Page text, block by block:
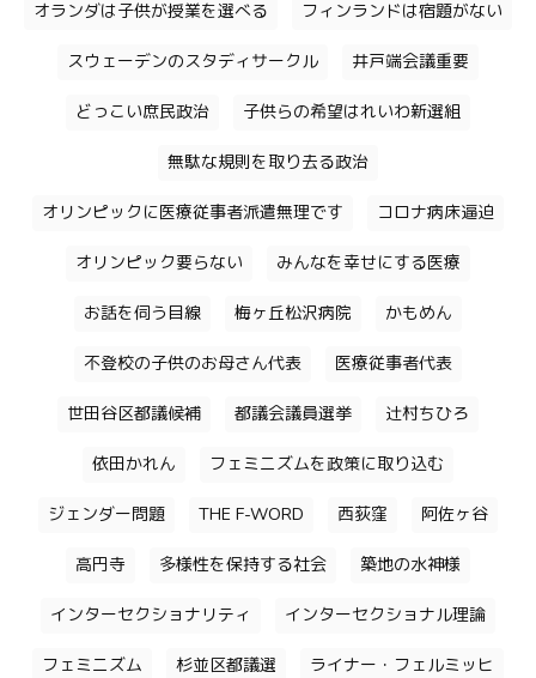
オランダは子供が授業を選べる フィンランドは宿題がない
スウェーデンのスタディサークル 井戸端会議重要
どっこい庶民政治 子供らの希望はれいわ新選組
無駄な規則を取り去る政治
オリンピックに医療従事者派遣無理です コロナ病床逼迫
オリンピック要らない みんなを幸せにする医療
お話を伺う目線 梅ヶ丘松沢病院 かもめん
不登校の子供のお母さん代表 医療従事者代表
世田谷区都議候補 都議会議員選挙 辻村ちひろ
依田かれん フェミニズムを政策に取り込む
ジェンダー問題 THE F-WORD 西荻窪 阿佐ヶ谷
高円寺 多様性を保持する社会 築地の水神様
インターセクショナリティ インターセクショナル理論
フェミニズム 杉並区都議選 ライナー・フェルミッヒ